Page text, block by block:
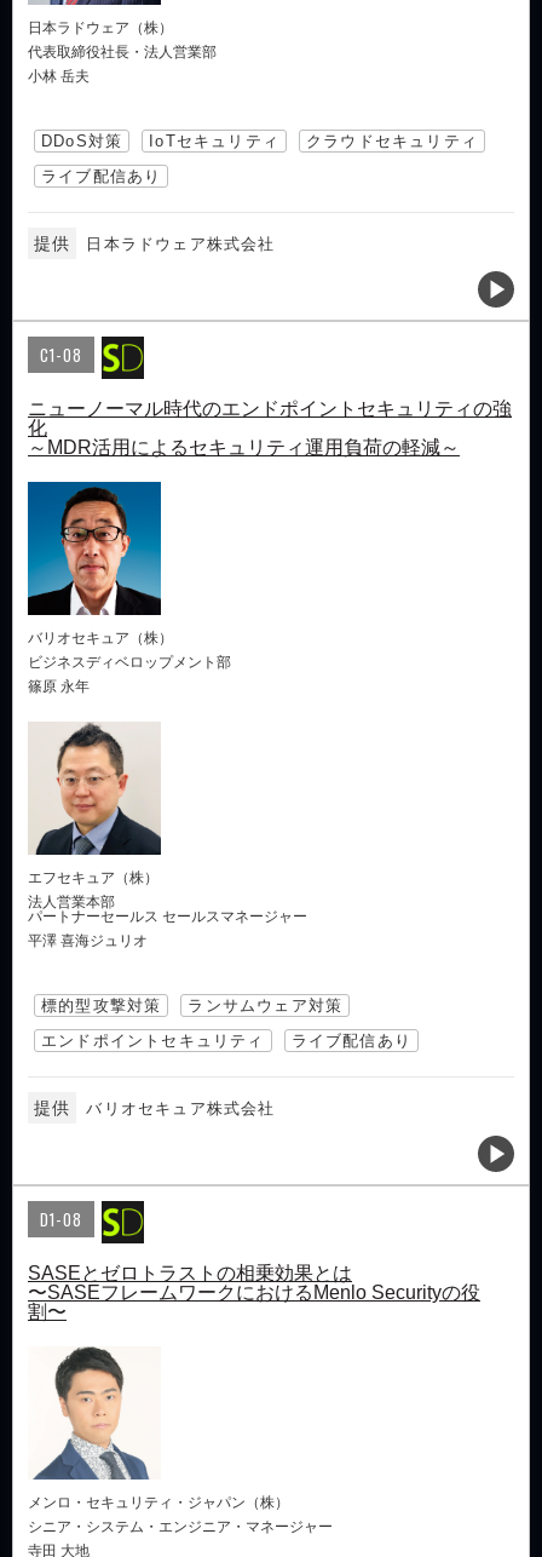
日本ラドウェア（株）
代表取締役社長・法人営業部
小林 岳夫
DDoS対策 IoTセキュリティ
クラウドセキュリティ
ライブ配信あり
提供 日本ラドウェア株式会社
C1-08
ニューノーマル時代のエンドポイントセキュリティの強
化
～MDR活用によるセキュリティ運用負荷の軽減～
バリオセキュア（株）
ビジネスディベロップメント部
篠原 永年
エフセキュア（株）
法人営業本部
パートナーセールス セールスマネージャー
平澤 喜海ジュリオ
標的型攻撃対策
ランサムウェア対策
エンドポイントセキュリティ
ライブ配信あり
提供 バリオセキュア株式会社
D1-08
SASEとゼロトラストの相乗効果とは
〜SASEフレームワークにおけるMenlo Securityの役
割〜
メンロ・セキュリティ・ジャパン（株）
シニア・システム・エンジニア・マネージャー
寺田 大地